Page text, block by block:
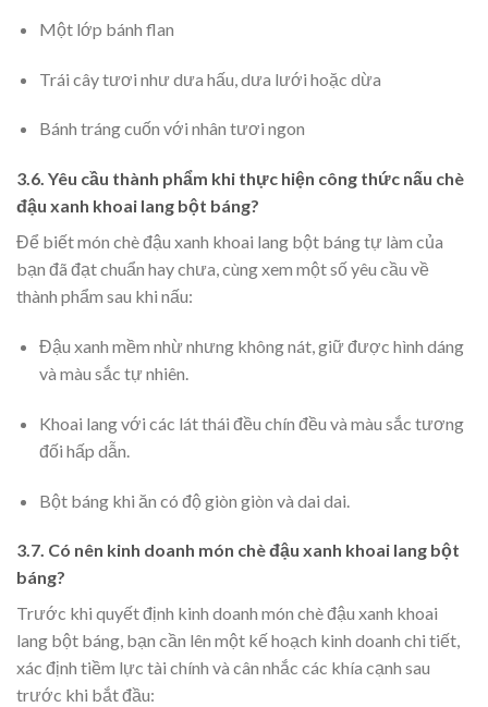
Một lớp bánh flan
Trái cây tươi như dưa hấu, dưa lưới hoặc dừa
Bánh tráng cuốn với nhân tươi ngon
3.6. Yêu cầu thành phẩm khi thực hiện công thức nấu chè
đậu xanh khoai lang bột báng?
Để biết món chè đậu xanh khoai lang bột báng tự làm của
bạn đã đạt chuẩn hay chưa, cùng xem một số yêu cầu về
thành phẩm sau khi nấu:
Đậu xanh mềm nhừ nhưng không nát, giữ được hình dáng
và màu sắc tự nhiên.
Khoai lang với các lát thái đều chín đều và màu sắc tương
đối hấp dẫn.
Bột báng khi ăn có độ giòn giòn và dai dai.
3.7. Có nên kinh doanh món chè đậu xanh khoai lang bột
báng?
Trước khi quyết định kinh doanh món chè đậu xanh khoai
lang bột báng, bạn cần lên một kế hoạch kinh doanh chi tiết,
xác định tiềm lực tài chính và cân nhắc các khía cạnh sau
trước khi bắt đầu: